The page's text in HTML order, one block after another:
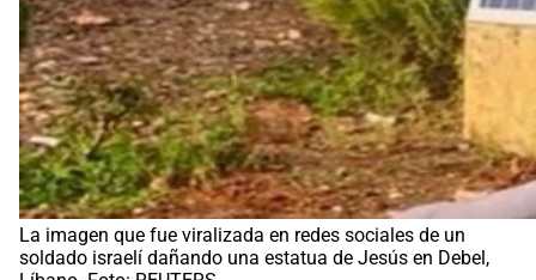
La imagen que fue viralizada en redes sociales de un
soldado israelí dañando una estatua de Jesús en Debel,